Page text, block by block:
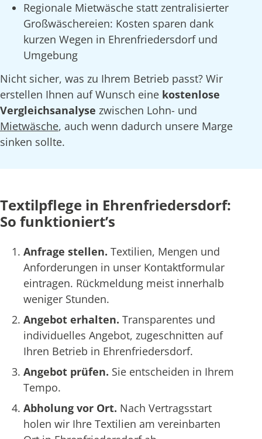
Regionale Mietwäsche statt zentralisierter
Großwäschereien: Kosten sparen dank
kurzen Wegen in Ehrenfriedersdorf und
Umgebung
Nicht sicher, was zu Ihrem Betrieb passt? Wir
erstellen Ihnen auf Wunsch eine kostenlose
Vergleichsanalyse zwischen Lohn- und
Mietwäsche, auch wenn dadurch unsere Marge
sinken sollte.
Textilpflege in Ehrenfriedersdorf:
So funktioniert’s
Anfrage stellen. Textilien, Mengen und
Anforderungen in unser Kontaktformular
eintragen. Rückmeldung meist innerhalb
weniger Stunden.
Angebot erhalten. Transparentes und
individuelles Angebot, zugeschnitten auf
Ihren Betrieb in Ehrenfriedersdorf.
Angebot prüfen. Sie entscheiden in Ihrem
Tempo.
Abholung vor Ort. Nach Vertragsstart
holen wir Ihre Textilien am vereinbarten